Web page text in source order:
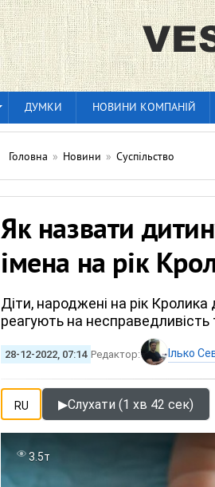
ДУМКИ НОВИНИ КОМПАНІЙ
Головна » Новини » Суспільство
Як назвати
імена на рік
Діти, народжені на рік
реагують на несправедливість
28-12-2022, 07:14 Редактор: Ілько
RU ▶Слухати (1 хв 42 сек)
3.5т